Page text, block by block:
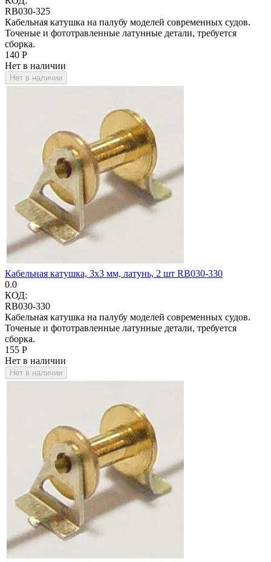
RB030-325
Кабельная катушка на палубу моделей современных судов.
Точеные и фототравленные латунные детали, требуется
сборка.
‍140‍ Р
Нет в наличии
Нет в наличии
Кабельная катушка, 3х3 мм, латунь, 2 шт RB030-330
0.0
КОД:
RB030-330
Кабельная катушка на палубу моделей современных судов.
Точеные и фототравленные латунные детали, требуется
сборка.
‍155‍ Р
Нет в наличии
Нет в наличии